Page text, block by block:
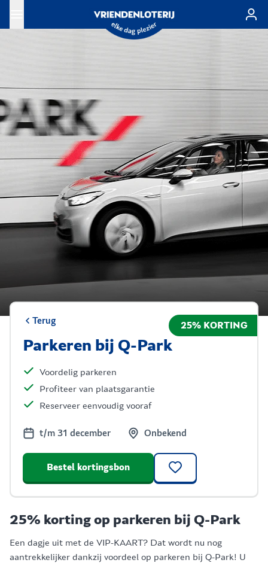
Ga naar de hoofdinhoud
Terug
Parkeren bij Q-Park
25% KORTING
Voordelig parkeren
Profiteer van plaatsgarantie
Reserveer eenvoudig vooraf
t/m 31 december Onbekend
Bestel kortingsbon
25% korting op parkeren bij Q-Park
Een dagje uit met de VIP-KAART? Dat wordt nu nog
aantrekkelijker dankzij voordeel op parkeren bij Q-Park! U